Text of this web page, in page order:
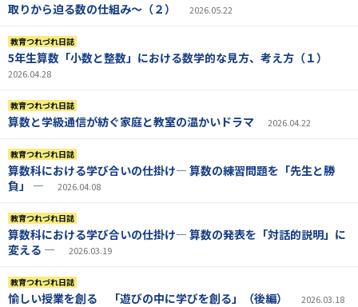
取りから迫る数の仕組み〜（２）
2026.05.22
教育つれづれ日誌
5年生算数「小数と整数」における数学的な見方、考え方（１）
2026.04.28
教育つれづれ日誌
算数と学級通信が紡ぐ家庭と教室の温かいドラマ 2026.04.22
教育つれづれ日誌
算数科における学び合いの仕掛け― 算数の練習問題を「先生と勝
負」 ―
2026.04.08
教育つれづれ日誌
算数科における学び合いの仕掛け― 算数の発表を「対話的説明」に
変える ―
2026.03.19
教育つれづれ日誌
愉しい授業を創る 「遊びの中に学びを創る」（後編） 2026.03.18